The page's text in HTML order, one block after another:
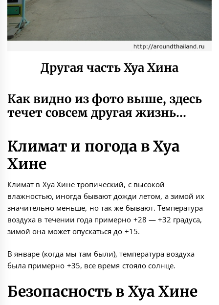
Другая часть Хуа Хина
Как видно из фото выше, здесь
течет совсем другая жизнь…
Климат и погода в Хуа
Хине
Климат в Хуа Хине тропический, с высокой
влажностью, иногда бывают дожди летом, а зимой их
значительно меньше, но так же бывают. Температура
воздуха в течении года примерно +28 — +32 градуса,
зимой она может опускаться до +15.
В январе (когда мы там были), температура воздуха
была примерно +35, все время стояло солнце.
Безопасность в Хуа Хине